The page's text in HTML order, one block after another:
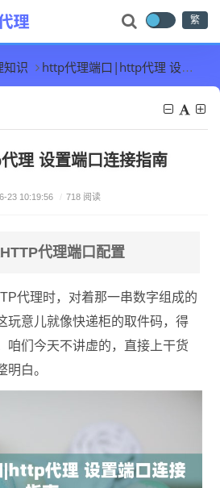
繁
知识 http代理端口|http代理 设置端口连接指南
理 设置端口连接指南
23 10:19:56 / 718 阅读
代理端口配置
代理时，对着那一串数字组成的
玩意儿就像快递柜的取件码，得
咱们今天不讲虚的，直接上干货
白。